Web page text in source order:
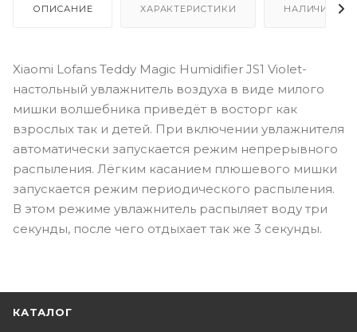
ОПИСАНИЕ ХАРАКТЕРИСТИКИ НАЛИЧИЕ
Xiaomi Lofans Teddy Magic Humidifier JS1 Violet-
настольный увлажнитель воздуха в виде милого
мишки волшебника приведёт в восторг как
взрослых так и детей. При включении увлажнителя
автоматически запускается режим непрерывного
распыления. Лёгким касанием плюшевого мишки
запускается режим периодического распыления.
В этом режиме увлажнитель распыляет воду три
секунды, после чего отдыхает так же 3 секунды.
КАТАЛОГ